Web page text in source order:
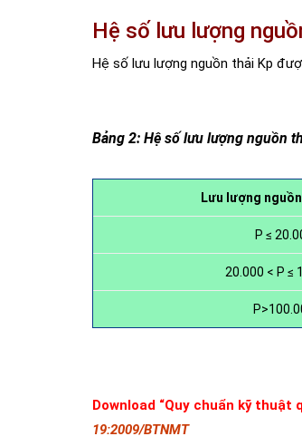
Hệ số lưu lượng
Hệ số lưu lượng nguồn thải Kp
Bảng 2: Hệ số lưu lượng nguồn
Lưu lượng
P ≤
20.000 < P ≤
Download “Quy chuẩn kỹ
19:2009/BTNMT